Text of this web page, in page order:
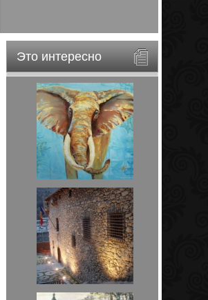
Это интересно